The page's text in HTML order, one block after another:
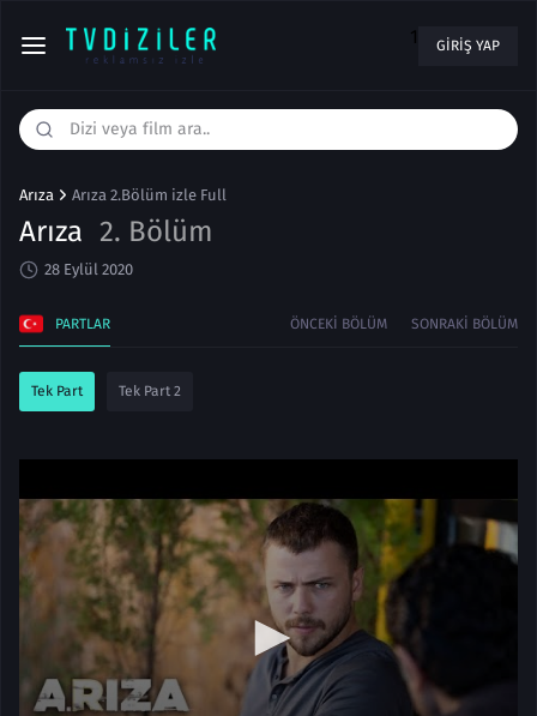
1 GIRIŞ YAP
Arıza Arıza 2.Bölüm izle Full
Arıza 2. Bölüm
28 Eylül 2020
PARTLAR ÖNCEKI BÖLÜM SONRAKI BÖLÜM
Tek Part Tek Part 2